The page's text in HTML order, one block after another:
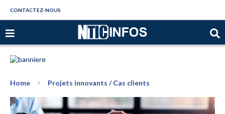
CONTACTEZ-NOUS
Home Projets innovants / Cas clients